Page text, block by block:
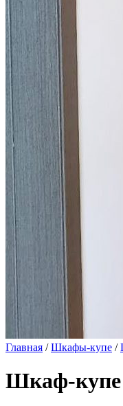
Главная /Шкафы-купе /
Шкаф-купе